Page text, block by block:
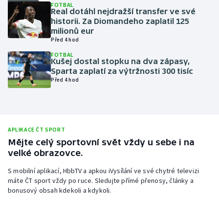
Motorsport
Olympijské hry
Parasport
Plavání
Ragby
Rychlobruslení
Rychlostní kanoistika
Short track
FOTBAL
Real dotáhl nejdražší transfer ve své
historii. Za Diomandeho zaplatil 125
milionů eur
Před 4 hod
FOTBAL
Kušej dostal stopku na dva zápasy,
Sparta zaplatí za výtržnosti 300 tisíc
Před 4 hod
APLIKACE ČT SPORT
Mějte celý sportovní svět vždy u sebe i na
velké obrazovce.
S mobilní aplikací, HbbTV a apkou iVysílání ve své chytré televizi
máte ČT sport vždy po ruce. Sledujte přímé přenosy, články a
bonusový obsah kdekoli a kdykoli.